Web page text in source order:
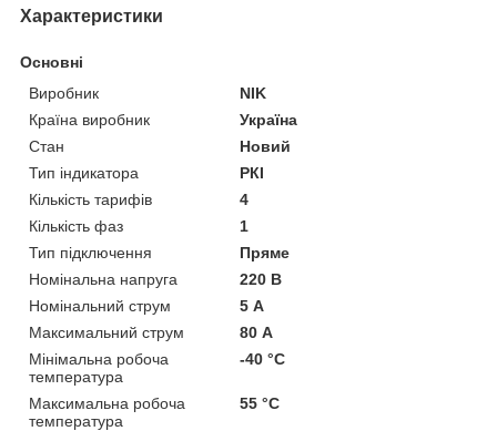
Характеристики
Основні
Виробник
NIK
Країна виробник
Україна
Стан
Новий
Тип індикатора
РКІ
Кількість тарифів
4
Кількість фаз
1
Тип підключення
Пряме
Номінальна напруга
220 В
Номінальний струм
5 А
Максимальний струм
80 А
Мінімальна робоча
температура
-40 °С
Максимальна робоча
температура
55 °С